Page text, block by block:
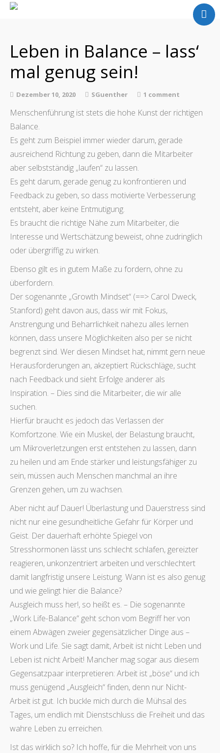
Über mich
Partner
Referenzen
Kontakt
Leben in Balance – lass‘
mal genug sein!
Dezember 10, 2020 SGuenther 1 comment
Menschenführung ist stets die hohe Kunst der richtigen
Balance.
Es geht zum Beispiel immer wieder darum, gerade
ausreichend Richtung zu geben, dann die Mitarbeiter
aber selbstständig „laufen“ zu lassen.
Es geht darum, gerade genug zu konfrontieren und
Feedback zu geben, so dass motivierte Verbesserung
entsteht, aber keine Entmutigung.
Es braucht die richtige Nähe zum Mitarbeiter, die
Interesse und Wertschätzung beweist, ohne zudringlich
oder übergriffig zu wirken.
Ebenso gilt es in gutem Maße zu fordern, ohne zu
überfordern.
Der sogenannte „Growth Mindset“ (==> Carol Dweck,
Stanford) geht davon aus, dass wir mit Fokus,
Anstrengung und Beharrlichkeit nahezu alles lernen
können, dass unsere Möglichkeiten also per se nicht
begrenzt sind. Wer diesen Mindset hat, nimmt gern neue
Herausforderungen an, akzeptiert Rückschläge, sucht
nach Feedback und sieht Erfolge anderer als
Inspiration. – Dies sind die Mitarbeiter, die wir alle
suchen.
Hierfür braucht es jedoch das Verlassen der
Komfortzone. Wie ein Muskel, der Belastung braucht,
um Mikroverletzungen erst entstehen zu lassen, dann
zu heilen und am Ende stärker und leistungsfähiger zu
sein, müssen auch Menschen manchmal an ihre
Grenzen gehen, um zu wachsen.
Aber nicht auf Dauer! Überlastung und Dauerstress sind
nicht nur eine gesundheitliche Gefahr für Körper und
Geist. Der dauerhaft erhöhte Spiegel von
Stresshormonen lässt uns schlecht schlafen, gereizter
reagieren, unkonzentriert arbeiten und verschlechtert
damit langfristig unsere Leistung. Wann ist es also genug
und wie gelingt hier die Balance?
Ausgleich muss her!, so heißt es. – Die sogenannte
„Work Life-Balance“ geht schon vom Begriff her von
einem Abwägen zweier gegensätzlicher Dinge aus –
Work und Life. Sie sagt damit, Arbeit ist nicht Leben und
Leben ist nicht Arbeit! Mancher mag sogar aus diesem
Gegensatzpaar interpretieren: Arbeit ist „böse“ und ich
muss genügend „Ausgleich“ finden, denn nur Nicht-
Arbeit ist gut. Ich buckle mich durch die Mühsal des
Tages, um endlich mit Dienstschluss die Freiheit und das
wahre Leben zu erreichen.
Ist das wirklich so? Ich hoffe, für die Mehrheit von uns